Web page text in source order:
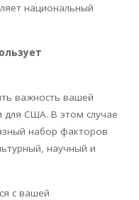
национальный
важность вашей
для США. В этом случае
набор факторов
научный и
с вашей